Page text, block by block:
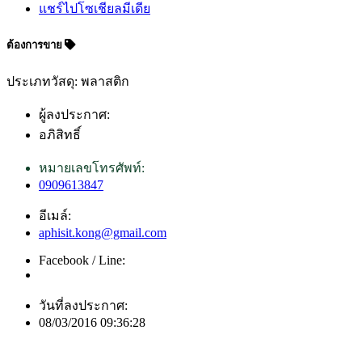
แชร์ไปโซเชียลมีเดีย
ต้องการขาย
ประเภทวัสดุ: พลาสติก
ผู้ลงประกาศ:
อภิสิทธิ์
หมายเลขโทรศัพท์:
0909613847
อีเมล์:
aphisit.kong@gmail.com
Facebook / Line:
วันที่ลงประกาศ:
08/03/2016 09:36:28